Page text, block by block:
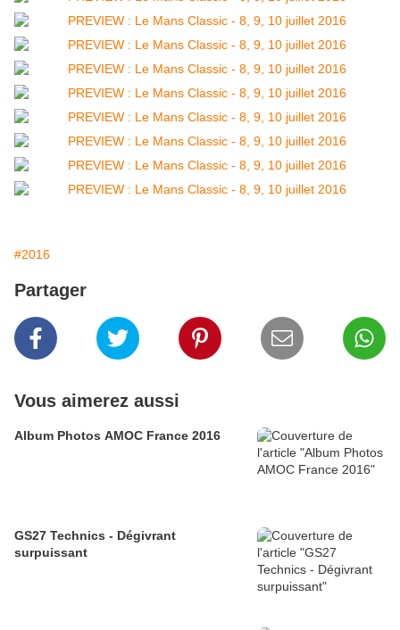
#2016
Partager
Vous aimerez aussi
Album Photos AMOC France 2016
GS27 Technics - Dégivrant
surpuissant